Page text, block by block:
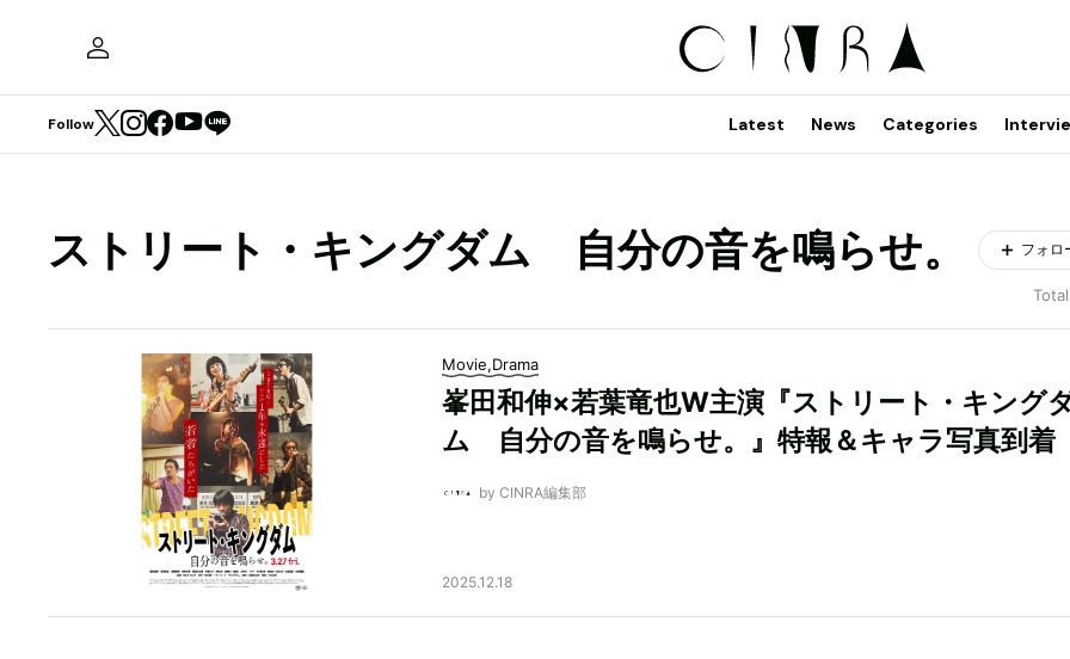
Follow Latest News Categories
ストリート・キングダム 自分の音を鳴らせ。 フォロ
Movie,Drama
峯田和伸×若葉竜也W主演『ストリート・キング
ム 自分の音を鳴らせ。』特報＆キャラ写真到着
by CINRA編集部
2025.12.18